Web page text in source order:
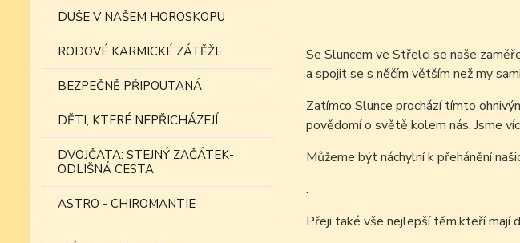
DUŠE V NAŠEM HOROSKOPU
RODOVÉ KARMICKÉ ZÁTĚŽE
BEZPEČNĚ PŘIPOUTANÁ
DĚTI, KTERÉ NEPŘICHÁZEJÍ
DVOJČATA: STEJNÝ ZAČÁTEK-
ODLIŠNÁ CESTA
ASTRO - CHIROMANTIE
Se Sluncem ve Střelci se naše
a spojit se s něčím větším než my
Zatímco Slunce prochází tímto
povědomí o světě kolem nás. Jsme
Můžeme být náchylní k přehánění
.
Přeji také vše nejlepší těm,kteří mají